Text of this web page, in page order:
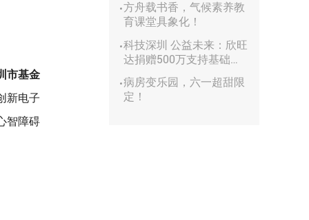
市基金
新电子
智障碍
方舟载书香，气候素养教
育课堂具象化！
科技深圳 公益未来：欣旺
达捐赠500万支持基础研
病房变乐园，六一超甜限
定！